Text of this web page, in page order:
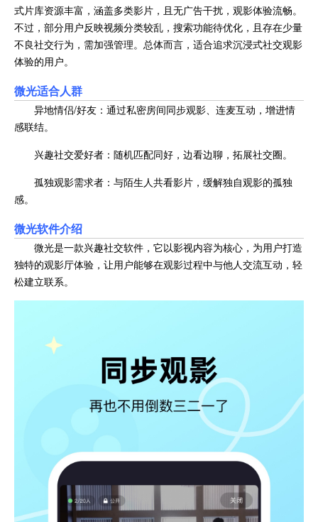
式片库资源丰富，涵盖多类影片，且无广告干扰，观影体验流畅。
不过，部分用户反映视频分类较乱，搜索功能待优化，且存在少量
不良社交行为，需加强管理。总体而言，适合追求沉浸式社交观影
体验的用户。
微光适合人群
异地情侣/好友：通过私密房间同步观影、连麦互动，增进情
感联结。
兴趣社交爱好者：随机匹配同好，边看边聊，拓展社交圈。
孤独观影需求者：与陌生人共看影片，缓解独自观影的孤独
感。
微光软件介绍
微光是一款兴趣社交软件，它以影视内容为核心，为用户打造
独特的观影厅体验，让用户能够在观影过程中与他人交流互动，轻
松建立联系。